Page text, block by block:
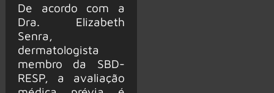
De acordo com a
Dra. Elizabeth
Senra,
dermatologista
membro da SBD-
RESP, a avaliação